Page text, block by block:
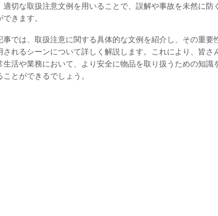
適切な取扱注意文例を用いることで、誤解や事故を未然に防
できます。
事では、取扱注意に関する具体的な文例を紹介し、その重要
されるシーンについて詳しく解説します。これにより、皆さ
生活や業務において、より安全に物品を取り扱うための知識
ことができるでしょう。